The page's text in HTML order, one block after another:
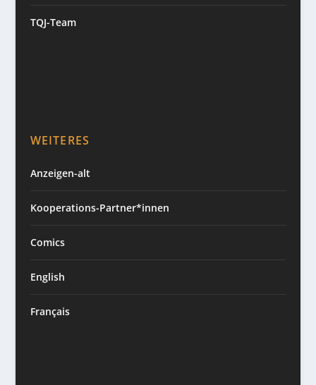
TQJ-Team
WEITERES
Anzeigen-alt
Kooperations-Partner*innen
Comics
English
Français